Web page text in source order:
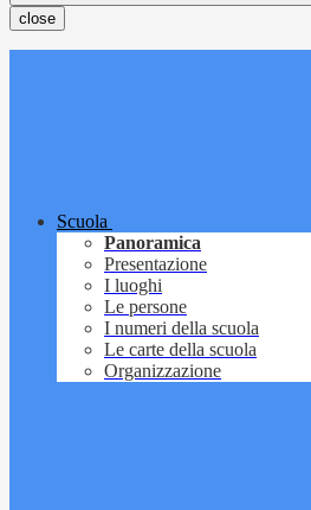
close
Scuola
Panoramica
Presentazione
I luoghi
Le persone
I numeri della scuola
Le carte della scuola
Organizzazione